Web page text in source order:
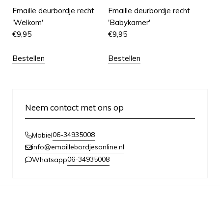
Emaille deurbordje recht
'Welkom'
€9,95
Bestellen
Emaille deurbordje recht
'Babykamer'
€9,95
Bestellen
Neem contact met ons op
Mobiel06-34935008
info@emaillebordjesonline.nl
Whatsapp06-34935008